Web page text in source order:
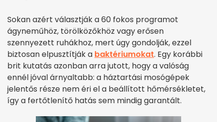
Sokan azért választják a 60 fokos programot
ágyneműhöz, törölközőkhöz vagy erősen
szennyezett ruhákhoz, mert úgy gondolják, ezzel
biztosan elpusztítják a baktériumokat. Egy korábbi
brit kutatás azonban arra jutott, hogy a valóság
ennél jóval árnyaltabb: a háztartási mosógépek
jelentős része nem éri el a beállított hőmérsékletet,
így a fertőtlenítő hatás sem mindig garantált.